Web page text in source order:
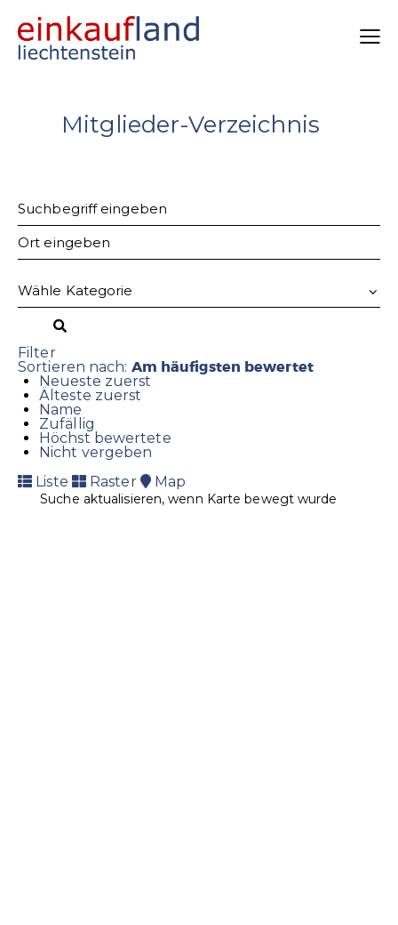
Mitglieder-Verzeichnis
Filter
Sortieren nach: Am häufigsten bewertet
Neueste zuerst
Älteste zuerst
Name
Zufällig
Höchst bewertete
Nicht vergeben
Liste
Raster Map
Suche aktualisieren, wenn Karte bewegt wurde